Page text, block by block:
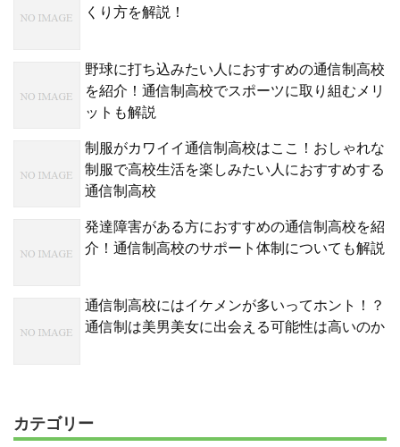
くり方を解説！
野球に打ち込みたい人におすすめの通信制高校
を紹介！通信制高校でスポーツに取り組むメリ
ットも解説
制服がカワイイ通信制高校はここ！おしゃれな
制服で高校生活を楽しみたい人におすすめする
通信制高校
発達障害がある方におすすめの通信制高校を紹
介！通信制高校のサポート体制についても解説
通信制高校にはイケメンが多いってホント！？
通信制は美男美女に出会える可能性は高いのか
カテゴリー